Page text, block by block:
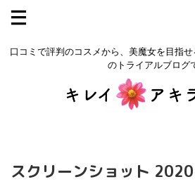
口コミで評判のコスメから、美魔女を目指
のトライアルブログ
スクリーンショット